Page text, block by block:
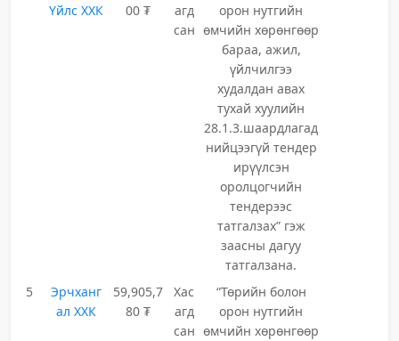
Үйлс ХХК
00 ₮
агд
сан
орон нутгийн
өмчийн хөрөнгөөр
бараа, ажил,
үйлчилгээ
худалдан авах
тухай хуулийн
28.1.3.шаардлагад
нийцээгүй тендер
ирүүлсэн
оролцогчийн
тендерээс
татгалзах” гэж
заасны дагуу
татгалзана.
5
Эрчханг
ал ХХК
59,905,7
80 ₮
Хас
агд
сан
“Төрийн болон
орон нутгийн
өмчийн хөрөнгөөр